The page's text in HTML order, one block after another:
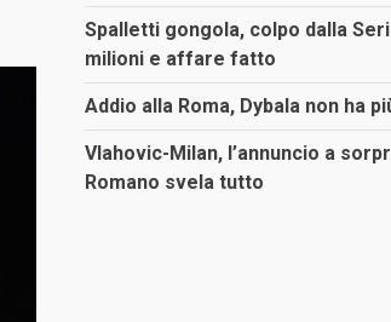
Spalletti gongola, colpo dalla
milioni e affare fatto
Addio alla Roma, Dybala non ha
Vlahovic-Milan, l’annuncio a
Romano svela tutto